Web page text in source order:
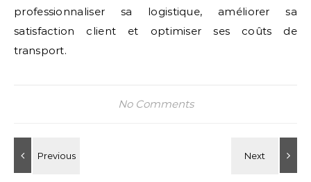
professionnaliser sa logistique, améliorer sa
satisfaction client et optimiser ses coûts de
transport.
No Comments